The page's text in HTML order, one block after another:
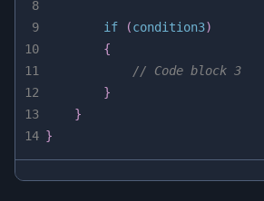
8
9
10
11
12
13
14
if (condition3)
{
// Code block 3
}
}
}